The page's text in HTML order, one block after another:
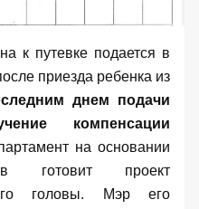
к путевке подается в
приезда ребенка из
днем подачи
компенсации
на основании
готовит проект
головы. Мэр его